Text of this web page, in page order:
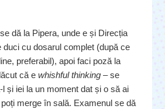
dă la Pipera, unde e și Direcția
duci cu dosarul complet (după ce
preferabil), apoi faci poză la
că e whishful thinking – se
și iei la un moment dat și o să ai
merge în sală. Examenul se dă